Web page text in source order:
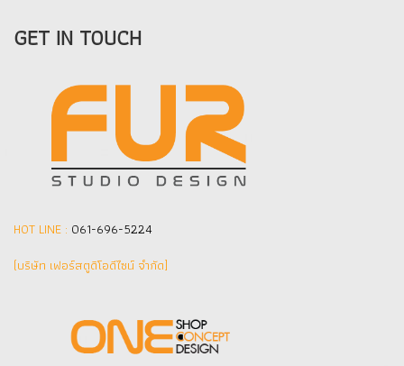
GET IN TOUCH
HOT LINE : 061-696-5224
(บริษัท เฟอร์สตูดิโอดีไซน์ จำกัด]